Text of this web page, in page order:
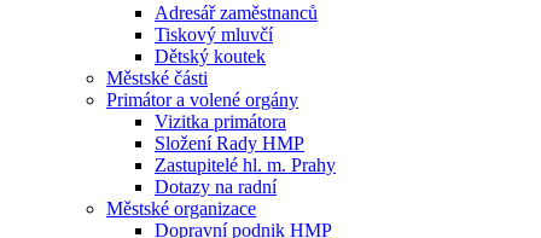
Adresář zaměstnanců
Tiskový mluvčí
Dětský koutek
Městské části
Primátor a volené orgány
Vizitka primátora
Složení Rady HMP
Zastupitelé hl. m. Prahy
Dotazy na radní
Městské organizace
Dopravní podnik HMP